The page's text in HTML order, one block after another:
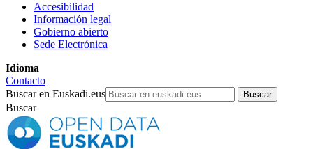
Accesibilidad
Información legal
Gobierno abierto
Sede Electrónica
Idioma
Contacto
Buscar en Euskadi.eus
Buscar